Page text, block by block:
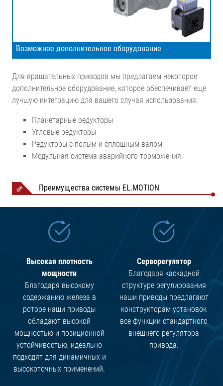
Возможное дополнительное оборудование
Для вращательных приводов мы предлагаем некоторое
дополнительное оборудование, которое обеспечивает еще
лучшую интеграцию для вашего случая использования:
Планетарные редукторы
Угловые редукторы
Редукторы с полым и сплошным валом
Модульная система аварийного торможения
Преимущества системы EL.MOTION
Высокая плотность
мощности
Благодаря высокому
содержанию железа в
роторе наши приводы
обладают высокой
мощностью и позиционной
устойчивостью, идеально
подходят для динамичных и
высокоточных применений.
Серворегулятор
Благодаря каскадной
структуре регулирования
наши приводы предлагают
конструкторам установок
все функции стандартного
внешнего регулятора
привода.